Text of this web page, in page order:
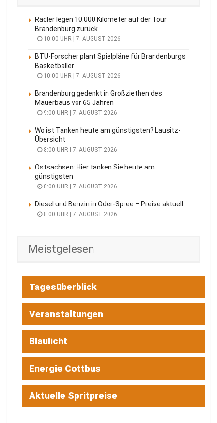
Radler legen 10.000 Kilometer auf der Tour
Brandenburg zurück
10:00 UHR | 7. AUGUST 2026
BTU-Forscher plant Spielpläne für Brandenburgs
Basketballer
10:00 UHR | 7. AUGUST 2026
Brandenburg gedenkt in Großziethen des
Mauerbaus vor 65 Jahren
9:00 UHR | 7. AUGUST 2026
Wo ist Tanken heute am günstigsten? Lausitz-
Übersicht
8:00 UHR | 7. AUGUST 2026
Ostsachsen: Hier tanken Sie heute am
günstigsten
8:00 UHR | 7. AUGUST 2026
Diesel und Benzin in Oder-Spree – Preise aktuell
8:00 UHR | 7. AUGUST 2026
Meistgelesen
Tagesüberblick
Veranstaltungen
Blaulicht
Energie Cottbus
Aktuelle Spritpreise